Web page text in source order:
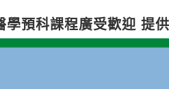
預科課程廣受歡迎 提